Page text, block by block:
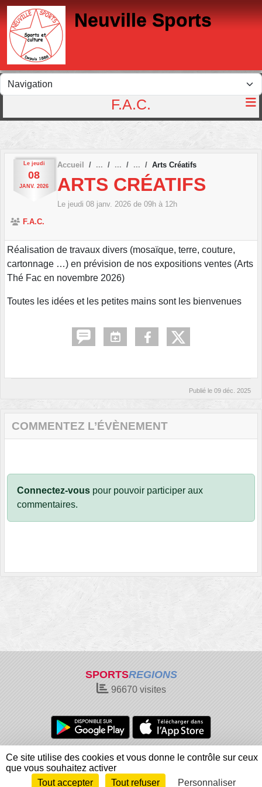
Neuville Sports
F.A.C.
Le jeudi
08
JANV. 2026
Accueil Arts Créatifs
ARTS CRÉATIFS
Le jeudi 08 janv. 2026 de 09h à 12h
F.A.C.
Réalisation de travaux divers (mosaïque, terre, couture,
cartonnage …) en prévision de nos expositions ventes (Arts
Thé Fac en novembre 2026)
Toutes les idées et les petites mains sont les bienvenues
Publié le 09 déc. 2025
COMMENTEZ L’ÉVÈNEMENT
Connectez-vous pour pouvoir participer aux
commentaires.
SPORTSREGIONS
96670visites
Charte cookies
Gestion des cookies
Informations légales
Signaler un contenu inapproprié
Envie de participer ?
Connexion
Panneau de gestion des cookies
Ce site utilise des cookies et vous donne le contrôle sur ceux
que vous souhaitez activer
Tout accepter
Tout refuser Personnaliser